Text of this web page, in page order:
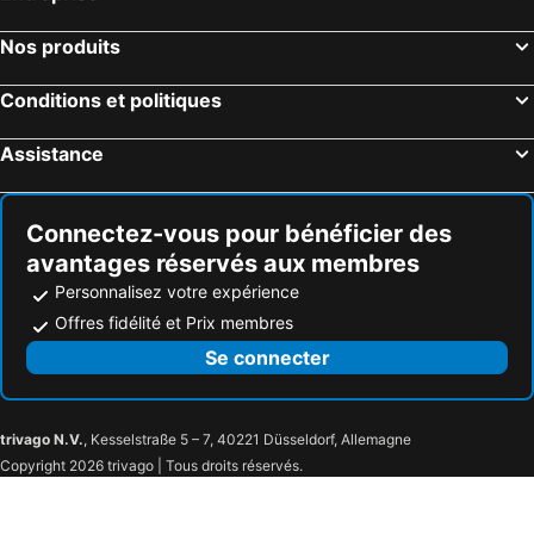
Gulf Shores, Alabama Hôtels
New York, New York Hôtels
Honolulu, Hawaii Hôtels
Nos produits
Conditions et politiques
Assistance
Connectez-vous pour bénéficier des
avantages réservés aux membres
Personnalisez votre expérience
Offres fidélité et Prix membres
Se connecter
trivago N.V., Kesselstraße 5 – 7, 40221 Düsseldorf, Allemagne
Copyright 2026 trivago | Tous droits réservés.